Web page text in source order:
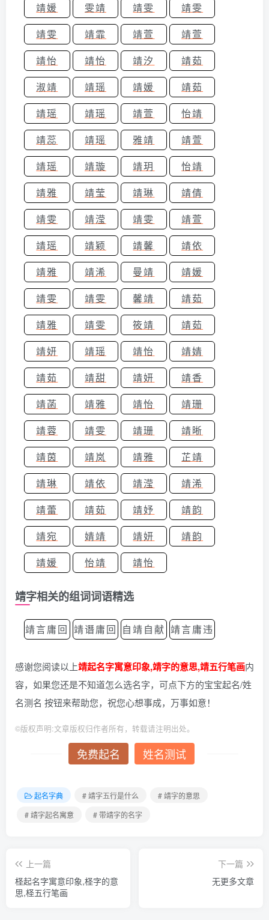
靖媛
雯靖 靖雯
靖雯
靖雯
靖霏 靖萱
靖萱
靖怡
靖怡 靖汐
靖茹
淑靖
靖瑶 靖媛
靖茹
靖瑶
靖瑶 靖萱
怡靖
靖蕊
靖瑶 雅靖
靖萱
靖瑶
靖璇 靖玥
怡靖
靖雅
靖莹 靖琳
靖倩
靖雯
靖滢 靖雯
靖萱
靖瑶
靖颖 靖馨
靖依
靖雅
靖浠 曼靖
靖媛
靖雯
靖雯 馨靖
靖茹
靖雅
靖雯 筱靖
靖茹
靖妍
靖瑶 靖怡
靖婧
靖茹
靖甜 靖妍
靖香
靖菡
靖雅 靖怡
靖珊
靖蓉
靖雯 靖珊
靖晰
靖茵
靖岚 靖雅
芷靖
靖琳
靖依 靖滢
靖浠
靖蕾
靖茹 靖妤
靖韵
靖宛
婧靖 靖妍
靖韵
靖媛
怡靖 靖怡
靖字相关的组词词语精选
靖言庸回 靖谮庸回 自靖自献 靖言庸违
感谢您阅读以上靖起名字寓意印象,靖字的意思,靖五行笔画内
容，如果您还是不知道怎么选名字，可点下方的宝宝起名/姓
名测名 按钮来帮助您，祝您心想事成，万事如意！
©版权声明:文章版权归作者所有，转载请注明出处。
免费起名 姓名测试
起名字典 # 靖字五行是什么
# 靖字的意思
# 靖字起名寓意
# 带靖字的名字
上一篇
柽起名字寓意印象,柽字的意
思,柽五行笔画
下一篇
无更多文章